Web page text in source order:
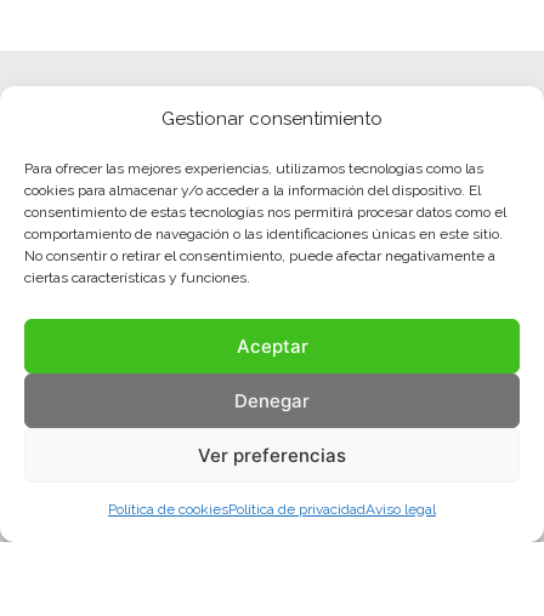
Gestionar consentimiento
Para ofrecer las mejores experiencias, utilizamos tecnologías como las
cookies para almacenar y/o acceder a la información del dispositivo. El
consentimiento de estas tecnologías nos permitirá procesar datos como el
comportamiento de navegación o las identificaciones únicas en este sitio.
No consentir o retirar el consentimiento, puede afectar negativamente a
ciertas características y funciones.
Aceptar
Denegar
Ver preferencias
Política de cookiesPolítica de privacidadAviso legal